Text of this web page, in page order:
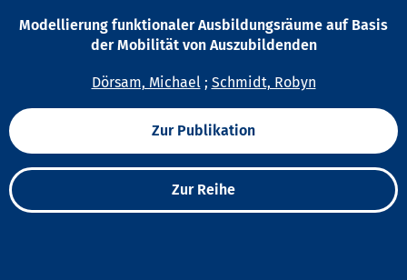
Modellierung funktionaler Ausbildungsräume auf Basis
der Mobilität von Auszubildenden
Dörsam, Michael; Schmidt, Robyn
Zur Publikation
Zur Reihe